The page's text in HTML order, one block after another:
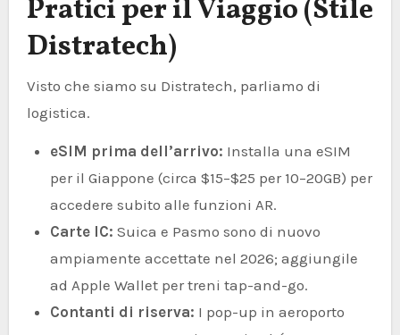
Pratici per il Viaggio (Stile
Distratech)
Visto che siamo su Distratech, parliamo di
logistica.
eSIM prima dell’arrivo: Installa una eSIM
per il Giappone (circa $15–$25 per 10–20GB) per
accedere subito alle funzioni AR.
Carte IC: Suica e Pasmo sono di nuovo
ampiamente accettate nel 2026; aggiungile
ad Apple Wallet per treni tap-and-go.
Contanti di riserva: I pop-up in aeroporto